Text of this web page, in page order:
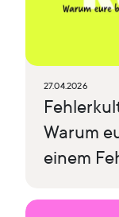
27.04.2026
Warum
einem